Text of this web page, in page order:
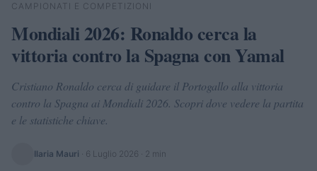
Cerca
CAMPIONATI E COMPETIZIONI
Mondiali 2026: Ronaldo cerca la
vittoria contro la Spagna con Yamal
Cristiano Ronaldo cerca di guidare il Portogallo alla vittoria
contro la Spagna ai Mondiali 2026. Scopri dove vedere la partita
e le statistiche chiave.
Ilaria Mauri 6 Luglio 2026 · 2 min